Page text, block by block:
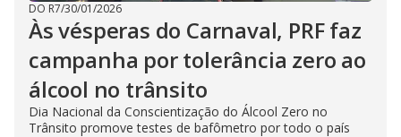
DO R7/30/01/2026
Às vésperas do Carnaval, PRF faz
campanha por tolerância zero ao
álcool no trânsito
Dia Nacional da Conscientização do Álcool Zero no
Trânsito promove testes de bafômetro por todo o país